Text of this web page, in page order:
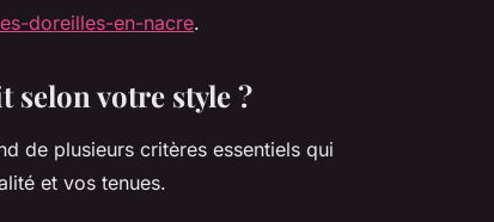
doreilles-en-nacre.
selon votre style ?
de plusieurs critères essentiels qui
et vos tenues.